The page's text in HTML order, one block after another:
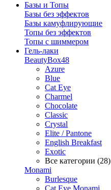
Базы и Топы
Базы без эффектов
Базы камуфлирующие
Топы без эффектов
Топы с шиммером
Гель-лаки
BeautyBox48
Azure
Blue
Cat Eye
Charmel
Chocolate
Classic
Crystal
Elite / Pantone
English Breakfast
Exotic
Все категории (28)
Monami
Burlesque
Cat Eye Monami